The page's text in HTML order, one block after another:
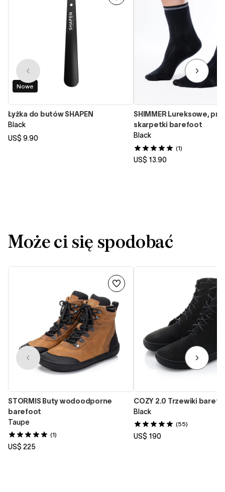
Nowe
Łyżka do butów SHAPEN
Black
US$ 9.90
SHIMMER Lureksowe,
skarpetki barefoot
Black
(1)
US$ 13.90
Może ci się spodobać
STORMIS Buty wodoodporne
barefoot
Taupe
(1)
US$ 225
COZY 2.0 Trzewiki
Black
(55)
US$ 190